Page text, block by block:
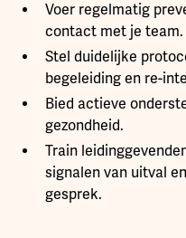
Voer regelmatig
contact met je team.
Stel duidelijke
begeleiding en re-
Bied actieve
gezondheid.
Train
signalen van uitval
gesprek.